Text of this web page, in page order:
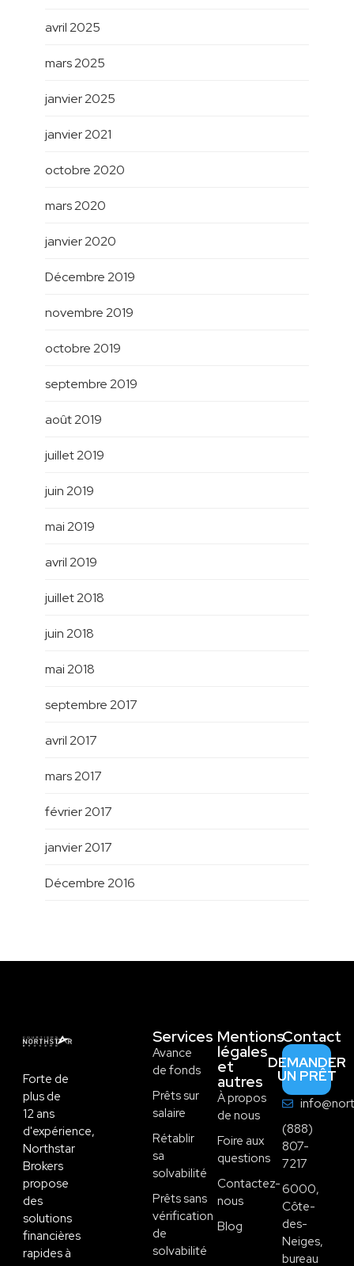
avril 2025
mars 2025
janvier 2025
janvier 2021
octobre 2020
mars 2020
janvier 2020
Décembre 2019
novembre 2019
octobre 2019
septembre 2019
août 2019
juillet 2019
juin 2019
mai 2019
avril 2019
juillet 2018
juin 2018
mai 2018
septembre 2017
avril 2017
mars 2017
février 2017
janvier 2017
Décembre 2016
Forte de
plus de
12 ans
d'expérience,
Northstar
Brokers
propose
des
solutions
financières
rapides à
Services
Avance
de fonds
Prêts sur
salaire
Rétablir
sa
solvabilité
Prêts sans
vérification
de
solvabilité
Mentions
légales
et
autres
À propos
de nous
Foire aux
questions
Contactez-
nous
Blog
Contact
DEMANDER
UN PRÊT
(888)
807-
7217
6000,
Côte-
des-
Neiges,
bureau